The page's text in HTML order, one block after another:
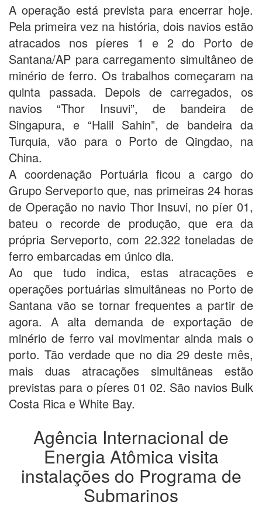
A operação está prevista para encerrar hoje.
Pela primeira vez na história, dois navios estão
atracados nos píeres 1 e 2 do Porto de
Santana/AP para carregamento simultâneo de
minério de ferro. Os trabalhos começaram na
quinta passada. Depois de carregados, os
navios “Thor Insuvi”, de bandeira de
Singapura, e “Halil Sahin”, de bandeira da
Turquia, vão para o Porto de Qingdao, na
China.
A coordenação Portuária ficou a cargo do
Grupo Serveporto que, nas primeiras 24 horas
de Operação no navio Thor Insuvi, no píer 01,
bateu o recorde de produção, que era da
própria Serveporto, com 22.322 toneladas de
ferro embarcadas em único dia.
Ao que tudo indica, estas atracações e
operações portuárias simultâneas no Porto de
Santana vão se tornar frequentes a partir de
agora. A alta demanda de exportação de
minério de ferro vai movimentar ainda mais o
porto. Tão verdade que no dia 29 deste mês,
mais duas atracações simultâneas estão
previstas para o píeres 01 02. São navios Bulk
Costa Rica e White Bay.
Agência Internacional de
Energia Atômica visita
instalações do Programa de
Submarinos